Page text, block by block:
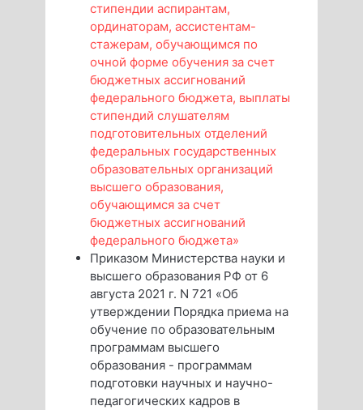
стипендии аспирантам,
ординаторам, ассистентам-
стажерам, обучающимся по
очной форме обучения за счет
бюджетных ассигнований
федерального бюджета, выплаты
стипендий слушателям
подготовительных отделений
федеральных государственных
образовательных организаций
высшего образования,
обучающимся за счет
бюджетных ассигнований
федерального бюджета»
Приказом Министерства науки и
высшего образования РФ от 6
августа 2021 г. N 721 «Об
утверждении Порядка приема на
обучение по образовательным
программам высшего
образования - программам
подготовки научных и научно-
педагогических кадров в